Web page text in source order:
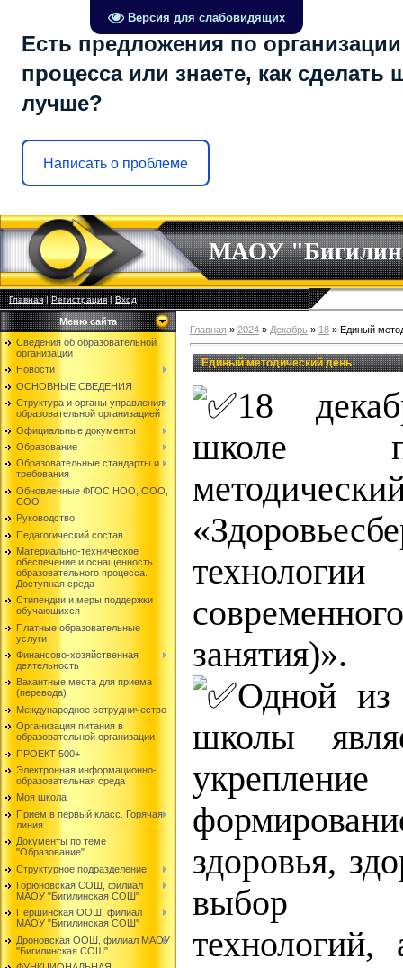
Версия для слабовидящих
Есть предложения по
процесса или знаете, как сделать
лучше?
Написать о проблеме
МАОУ
Главная|Регистрация|Вход
Меню сайта
Сведения об образовательной
организации
Новости
ОСНОВНЫЕ СВЕДЕНИЯ
Структура и органы управления
образовательной организацией
Официальные документы
Образование
Образовательные стандарты и
требования
Обновленные ФГОС НОО, ООО,
СОО
Руководство
Педагогический состав
Материально-техническое
обеспечение и оснащенность
образовательного процесса.
Доступная среда
Стипендии и меры поддержки
обучающихся
Платные образовательные
услуги
Финансово-хозяйственная
деятельность
Вакантные места для приема
(перевода)
Международное сотрудничество
Организация питания в
образовательной организации
ПРОЕКТ 500+
Электронная информационно-
образовательная среда
Моя школа
Прием в первый класс. Горячая
линия
Документы по теме
"Образование"
Структурное подразделение
Горюновская СОШ, филиал
МАОУ "Бигилинская СОШ"
Першинская ООШ, филиал
МАОУ "Бигилинская СОШ"
Дроновская ООШ, филиал МАОУ
"Бигилинская СОШ"
Главная » 2024 » Декабрь » 18 » Единый
Единый методический день
18
школе
занятия)».
Одной из
школы
укрепление
здоровья,
выбор
технологий,